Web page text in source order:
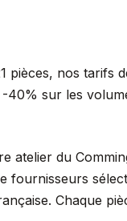
pièces, nos tarifs
40% sur les
atelier du
fournisseurs
Chaque